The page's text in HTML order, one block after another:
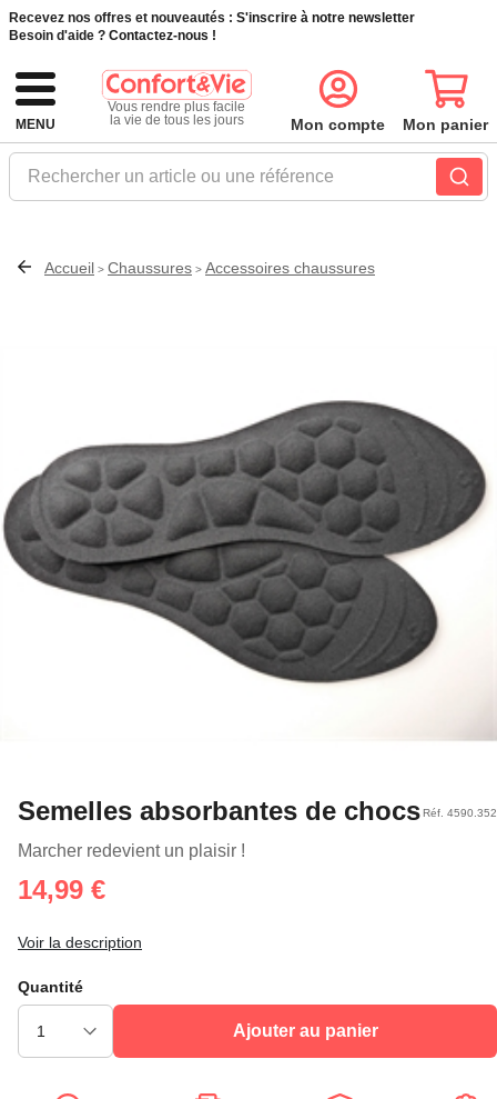
Recevez nos offres et nouveautés : S'inscrire à notre newsletter
Besoin d'aide ? Contactez-nous !
MENU
Vous rendre plus facile
la vie de tous les jours
Rechercher un article ou une référence
Mon compte Mon panier
Accueil > Chaussures > Accessoires chaussures
Semelles absorbantes de chocs
Marcher redevient un plaisir !
Réf. 4590.352
14,99 €
Voir la description
Quantité
Ajouter au panier